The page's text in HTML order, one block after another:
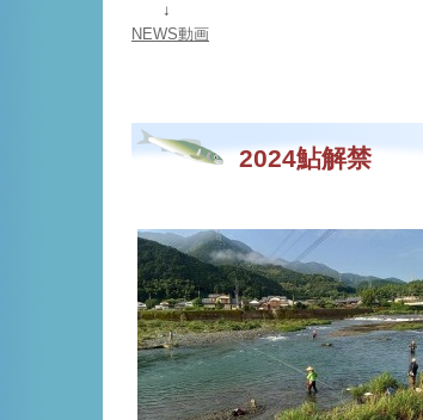
↓
NEWS動画
2024鮎解禁